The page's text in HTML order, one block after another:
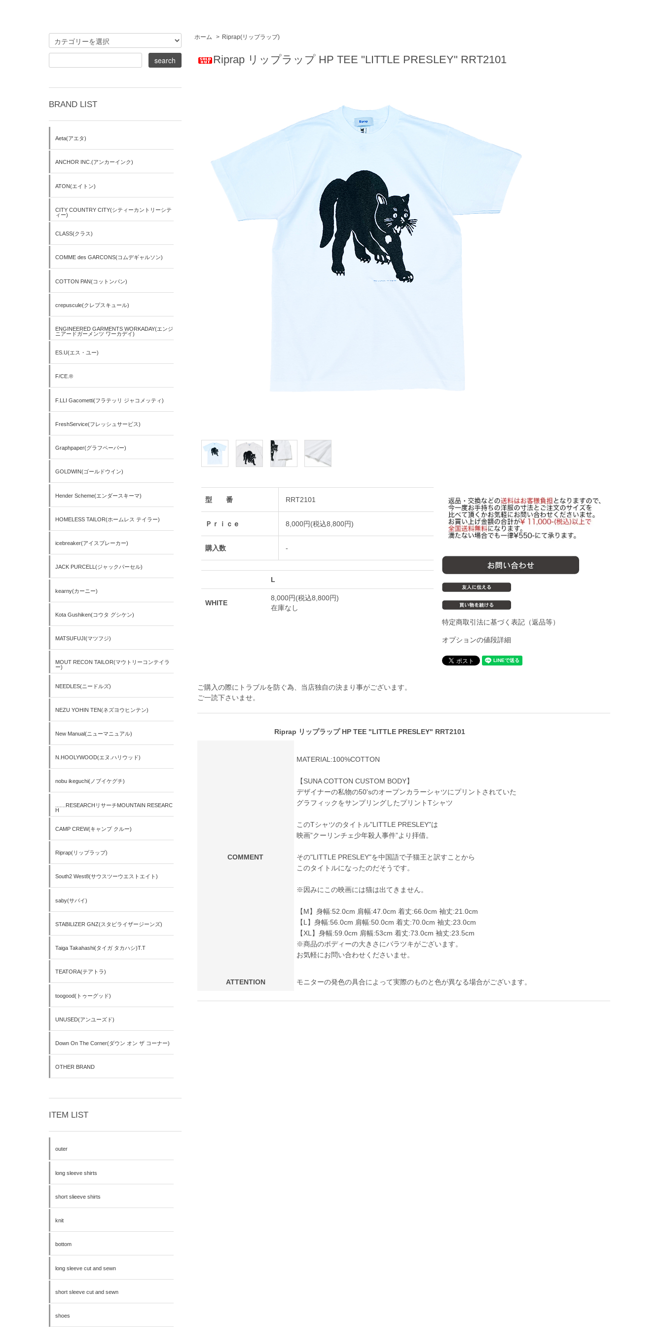
ホーム > Riprap(リップラップ)
Riprap リップラップ HP TEE "LITTLE PRESLEY" RRT2101
型 番 RRT2101
Ｐｒｉｃｅ 8,000円(税込8,800円)
購入数 -
L
WHITE
8,000円(税込8,800円)
在庫なし
特定商取引法に基づく表記（返品等）
オプションの値段詳細
ご購入の際にトラブルを防ぐ為、当店独自の決まり事がございます。
ご一読下さいませ。
Riprap リップラップ HP TEE "LITTLE PRESLEY" RRT2101
COMMENT
MATERIAL:100%COTTON
【SUNA COTTON CUSTOM BODY】
デザイナーの私物の50'sのオープンカラーシャツにプリントされていた
グラフィックをサンプリングしたプリントTシャツ
このTシャツのタイトル"LITTLE PRESLEY"は
映画”クーリンチェ少年殺人事件”より拝借。
その"LITTLE PRESLEY"を中国語で子猫王と訳すことから
このタイトルになったのだそうです。
※因みにこの映画には猫は出てきません。
【M】身幅:52.0cm 肩幅:47.0cm 着丈:66.0cm 袖丈:21.0cm
【L】身幅:56.0cm 肩幅:50.0cm 着丈:70.0cm 袖丈:23.0cm
【XL】身幅:59.0cm 肩幅:53cm 着丈:73.0cm 袖丈:23.5cm
※商品のボディーの大きさにバラツキがございます。
お気軽にお問い合わせくださいませ。
ATTENTION モニターの発色の具合によって実際のものと色が異なる場合がございます。
BRAND LIST
Aeta(アエタ)
ANCHOR INC.(アンカーインク)
ATON(エイトン)
CITY COUNTRY CITY(シティーカントリーシテ
ィー)
CLASS(クラス)
COMME des GARCONS(コムデギャルソン)
COTTON PAN(コットンパン)
crepuscule(クレプスキュール)
ENGINEERED GARMENTS WORKADAY(エンジ
ニアードガーメンツ ワーカデイ)
ES.U(エス・ユー)
F/CE.®
F.LLI Gacometti(フラテッリ ジャコメッティ)
FreshService(フレッシュサービス)
Graphpaper(グラフペーパー)
GOLDWIN(ゴールドウイン)
Hender Scheme(エンダースキーマ)
HOMELESS TAILOR(ホームレス テイラー)
icebreaker(アイスブレーカー)
JACK PURCELL(ジャックパーセル)
kearny(カーニー)
Kota Gushiken(コウタ グシケン)
MATSUFUJI(マツフジ)
MOUT RECON TAILOR(マウトリーコンテイラ
ー)
NEEDLES(ニードルズ)
NEZU YOHIN TEN(ネズヨウヒンテン)
New Manual(ニューマニュアル)
N.HOOLYWOOD(エヌ.ハリウッド)
nobu ikeguchi(ノブイケグチ)
.......RESEARCHリサーチMOUNTAIN RESEARC
H
CAMP CREW(キャンプ クルー)
Riprap(リップラップ)
South2 West8(サウスツーウエストエイト)
saby(サバイ)
STABILIZER GNZ(スタビライザージーンズ)
Taiga Takahashi(タイガ タカハシ)T.T
TEATORA(テアトラ)
toogood(トゥーグッド)
UNUSED(アンユーズド)
Down On The Corner(ダウン オン ザ コーナー)
OTHER BRAND
ITEM LIST
outer
long sleeve shirts
short slieeve shirts
knit
bottom
long sleeve cut and sewn
short sleeve cut and sewn
shoes